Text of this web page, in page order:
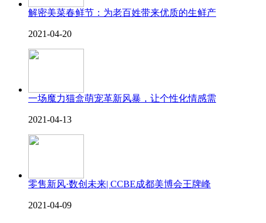
解密美菜春鲜节：为老百姓带来优质的生鲜产
2021-04-20
一场魔力猫盒萌宠革新风暴，让个性化情感需
2021-04-13
零售新风·数创未来| CCBE成都美博会王牌峰
2021-04-09